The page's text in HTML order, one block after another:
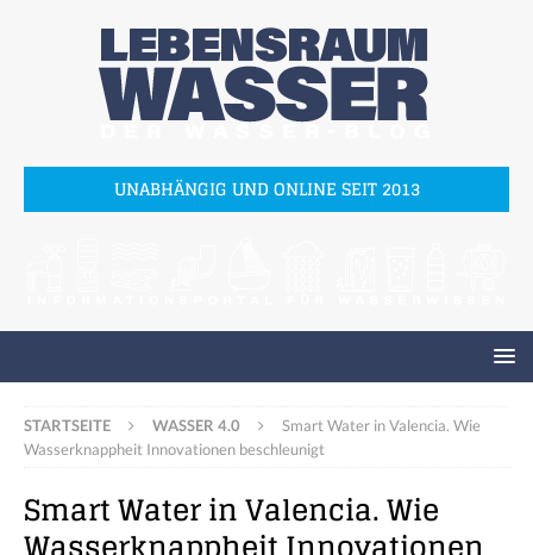
UNABHÄNGIG UND ONLINE SEIT 2013
STARTSEITE WASSER 4.0
Smart Water in Valencia. Wie
Wasserknappheit Innovationen beschleunigt
Smart Water in Valencia. Wie